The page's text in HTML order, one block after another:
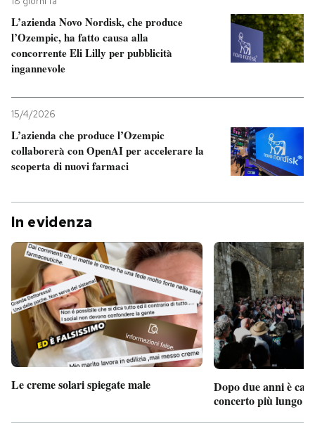
L’azienda Novo Nordisk, che produce
l’Ozempic, ha fatto causa alla
concorrente Eli Lilly per pubblicità
ingannevole
15/4/2026
L’azienda che produce l’Ozempic
collaborerà con OpenAI per accelerare la
scoperta di nuovi farmaci
In evidenza
Le creme solari spiegate male
Dopo due anni è
concerto più lungo